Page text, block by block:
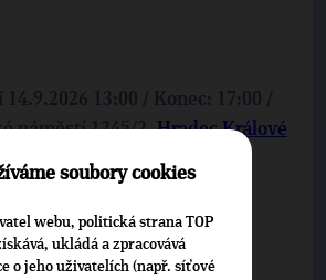
13:00 / Konec: 17:00 /
náměstí 1245/2,Hradec Králové
Havel
soubory cookies
webu, politická strana TOP
ukládá a zpracovává
o jeho uživatelích (např. síťové